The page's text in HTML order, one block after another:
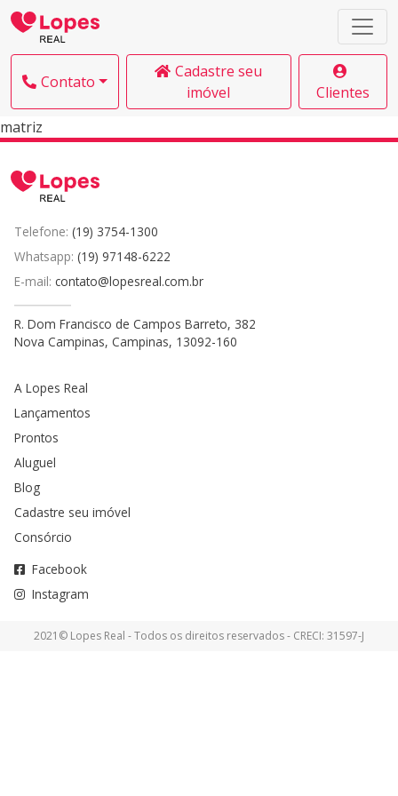
Contato
Cadastre seu
imóvel
Clientes
matriz
Telefone: (19) 3754-1300
Whatsapp: (19) 97148-6222
E-mail: contato@lopesreal.com.br
R. Dom Francisco de Campos Barreto, 382
Nova Campinas, Campinas, 13092-160
A Lopes Real
Lançamentos
Prontos
Aluguel
Blog
Cadastre seu imóvel
Consórcio
Facebook
Instagram
2021© Lopes Real - Todos os direitos reservados - CRECI: 31597-J